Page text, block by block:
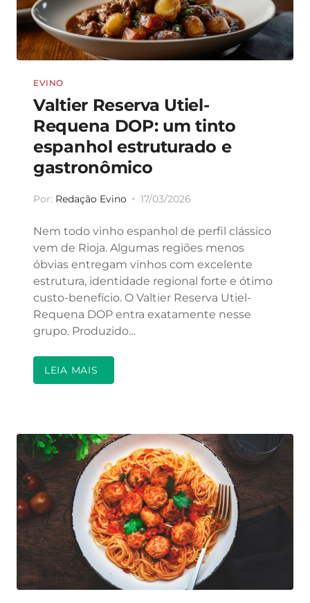
EVINO
Valtier Reserva Utiel-
Requena DOP: um tinto
espanhol estruturado e
gastronômico
Por: Redação Evino 17/03/2026
Nem todo vinho espanhol de perfil clássico
vem de Rioja. Algumas regiões menos
óbvias entregam vinhos com excelente
estrutura, identidade regional forte e ótimo
custo-benefício. O Valtier Reserva Utiel-
Requena DOP entra exatamente nesse
grupo. Produzido…
LEIA MAIS